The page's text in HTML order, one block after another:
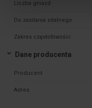
Liczba gniazd
Do zasilania zdalnego
Zakres częstotliwości
Dane producenta
Producent
Adres